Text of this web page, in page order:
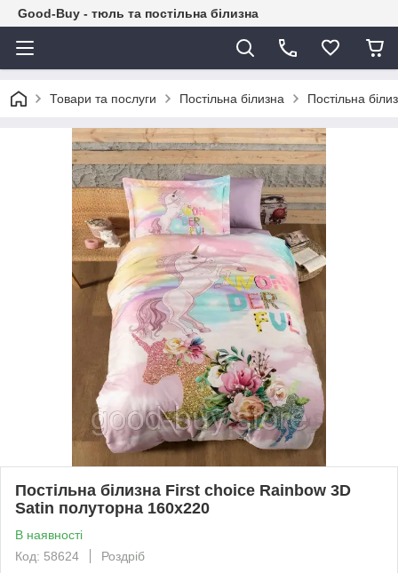
Good-Buy - тюль та постільна білизна
Товари та послуги Постільна білизна Постільна
Постільна білизна First choice Rainbow 3D
Satin полуторна 160х220
В наявності
Код: 58624
Роздріб